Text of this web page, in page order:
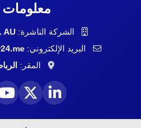
معلومات
الشركة الناشرة:AU
البريد الإلكتروني:
المقر: